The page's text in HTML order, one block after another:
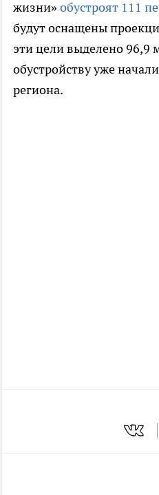
жизни» обустроят 111
будут оснащены
эти цели выделено 96,9
обустройству уже
региона.